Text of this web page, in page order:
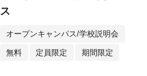
ス
オープンキャンパス/学校説明会
無料 定員限定 期間限定